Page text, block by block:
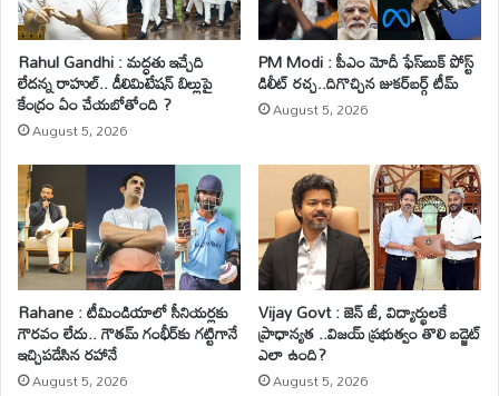
Rahul Gandhi : మద్ధతు ఇచ్చేది
లేదన్న రాహుల్.. డీలిమిటేషన్ బిల్లుపై
కేంద్రం ఏం చేయబోతోంది ?
August 5, 2026
PM Modi : పీఎం మోదీ ఫేస్‌బుక్ పోస్ట్
డిలీట్ రచ్చ..దిగొచ్చిన జుకర్‌బర్గ్ టీమ్
August 5, 2026
Rahane : టీమిండియాలో సీనియర్లకు
గౌరవం లేదు.. గౌతమ్ గంభీర్‌కు గట్టిగానే
ఇచ్చిపడేసిన రహానే
August 5, 2026
Vijay Govt : జెన్ జీ, విద్యార్థులకే
ప్రాధాన్యత ..విజయ్ ప్రభుత్వం తొలి బడ్జెట్
ఎలా ఉంది?
August 5, 2026